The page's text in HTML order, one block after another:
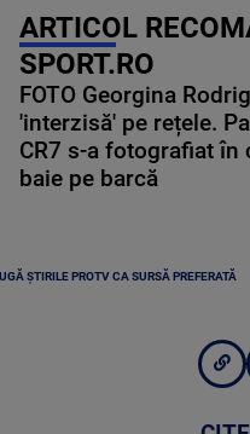
ARTICOL
SPORT.RO
FOTO Georgina
'interzisă' pe rețele.
CR7 s-a fotografiat în
baie pe barcă
ȘTIRILE PROTV CA SURSĂ PREFERATĂ